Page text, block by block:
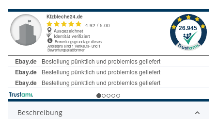
Beschreibung